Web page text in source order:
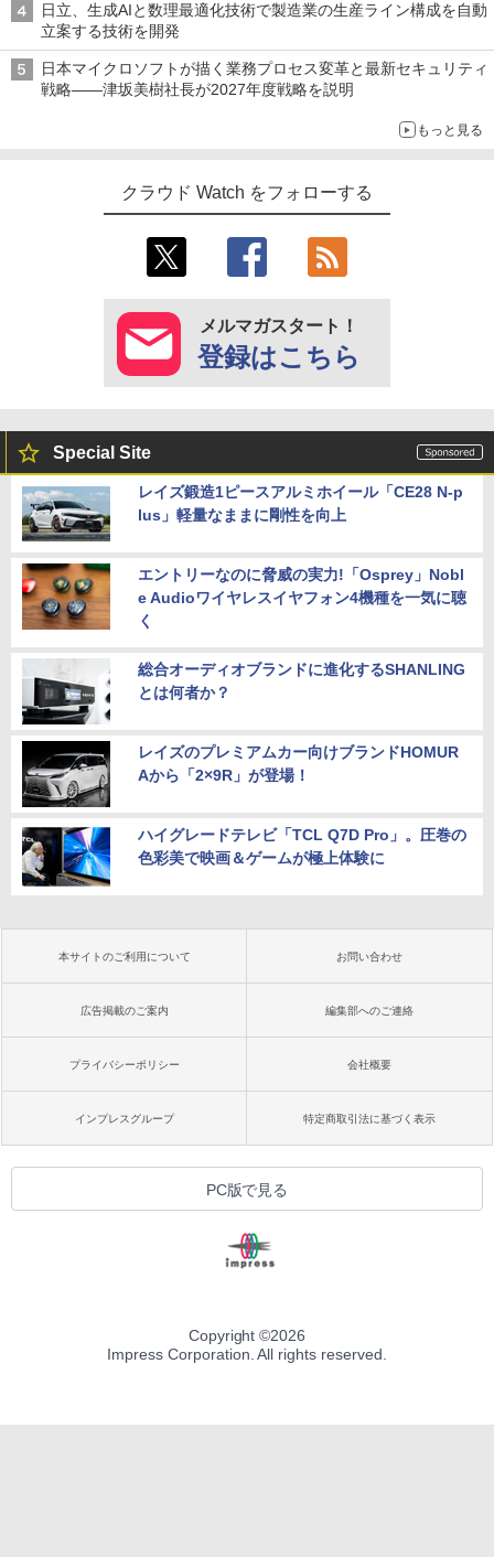
日立、生成AIと数理最適化技術で製造業の生産ライン構成を自動
立案する技術を開発
日本マイクロソフトが描く業務プロセス変革と最新セキュリティ
戦略――津坂美樹社長が2027年度戦略を説明
もっと見る
クラウド Watch をフォローする
メルマガスタート！
登録はこちら
Special Site
レイズ鍛造1ピースアルミホイール「CE28 N-p
lus」軽量なままに剛性を向上
エントリーなのに脅威の実力!「Osprey」Nobl
e Audioワイヤレスイヤフォン4機種を一気に聴
く
総合オーディオブランドに進化するSHANLING
とは何者か？
レイズのプレミアムカー向けブランドHOMUR
Aから「2×9R」が登場！
ハイグレードテレビ「TCL Q7D Pro」。圧巻の
色彩美で映画＆ゲームが極上体験に
本サイトのご利用について お問い合わせ
広告掲載のご案内 編集部へのご連絡
プライバシーポリシー 会社概要
インプレスグループ 特定商取引法に基づく表示
PC版で見る
Copyright ©2026
Impress Corporation. All rights reserved.